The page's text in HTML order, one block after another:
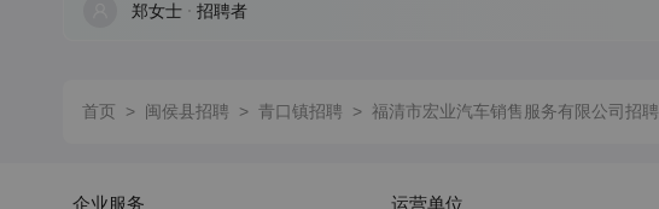
郑女士 招聘者
首页 > 闽侯县招聘 > 青口镇招聘 > 福清市宏业汽车销售服务有限公司招聘
企业服务 运营单位